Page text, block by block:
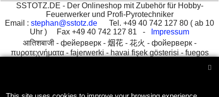
SSTOTZ.DE - Der Onlineshop mit Zubehör für Hobby-
Feuerwerker und Profi-Pyrotechniker
Email : stephan@sstotz.de Tel. +49 40 742 127 80 ( ab 10
Uhr ) Fax +49 40 742 127 81 -
Impressum
आतिशबाजी - фейерверк - 烟花 - 花火 - фойерверк -
πυροτεχνήματα -fajerwerki -havai fişek gösterisi -fuegos